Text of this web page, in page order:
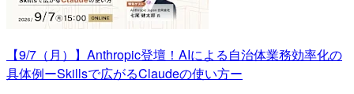
【9/7（月）】Anthropic登壇！AIによる自治体業務効率化の
具体例ーSkillsで広がるClaudeの使い方ー